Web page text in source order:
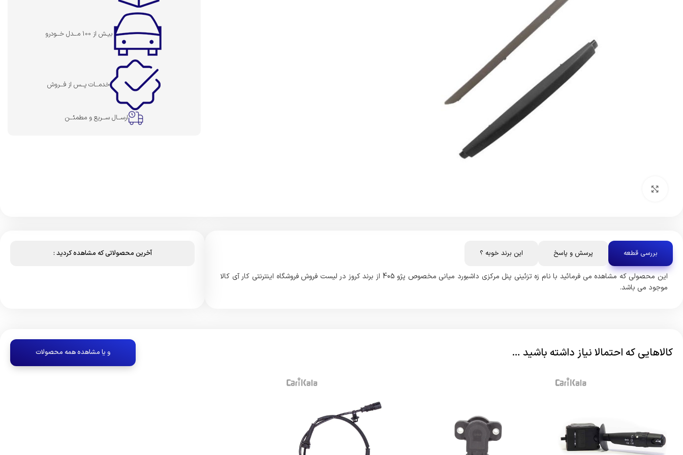
بیـش از 100 مــدل خــودرو
خدمــات پــس از فــروش
ارســال ســریع و مطمئــن
بررسی قطعه پرسش و پاسخ این برند خوبه ؟
این محصولی که مشاهده می فرمائید با نام زه تزئینی پنل مرکزی داشبورد میانی مخصوص پژو 405 از برند کروز در لیست فروش فروشگاه اینترنتی کار آی کالا
موجود می باشد.
آخرین محصولاتی که مشاهده کردید :
کالاهایی که احتمالا نیاز داشته باشید … و یا مشاهده همه محصولات